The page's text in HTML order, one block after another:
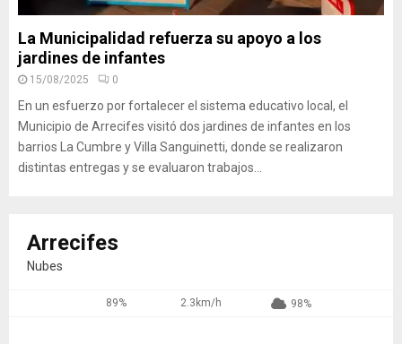
La Municipalidad refuerza su apoyo a los
jardines de infantes
15/08/2025 0
En un esfuerzo por fortalecer el sistema educativo local, el
Municipio de Arrecifes visitó dos jardines de infantes en los
barrios La Cumbre y Villa Sanguinetti, donde se realizaron
distintas entregas y se evaluaron trabajos...
Arrecifes
Nubes
89% 2.3km/h 98%